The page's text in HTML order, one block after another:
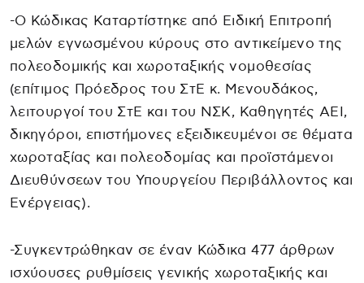
-Ο Κώδικας Καταρτίστηκε από Ειδική Επιτροπή
μελών εγνωσμένου κύρους στο αντικείμενο της
πολεοδομικής και χωροταξικής νομοθεσίας
(επίτιμος Πρόεδρος του ΣτΕ κ. Μενουδάκος,
λειτουργοί του ΣτΕ και του ΝΣΚ, Καθηγητές ΑΕΙ,
δικηγόροι, επιστήμονες εξειδικευμένοι σε θέματα
χωροταξίας και πολεοδομίας και προϊστάμενοι
Διευθύνσεων του Υπουργείου Περιβάλλοντος και
Ενέργειας).
-Συγκεντρώθηκαν σε έναν Κώδικα 477 άρθρων
ισχύουσες ρυθμίσεις γενικής χωροταξικής και